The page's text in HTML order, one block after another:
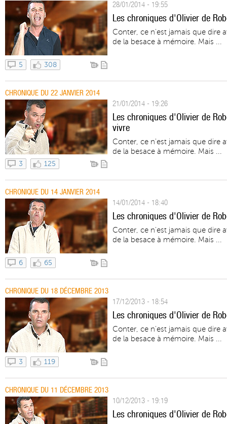
5 308
28/01/2014 - 19:55
Les chroniques d'Olivier de
Conter, ce n'est jamais que dire
de la besace à mémoire. Mais ...
CHRONIQUE DU 22 JANVIER 2014
3 125
21/01/2014 - 19:26
Les chroniques d'Olivier de
vivre
Conter, ce n'est jamais que dire
de la besace à mémoire. Mais ...
CHRONIQUE DU 14 JANVIER 2014
6 65
14/01/2014 - 18:40
Les chroniques d'Olivier de
Conter, ce n'est jamais que dire
de la besace à mémoire. Mais ...
CHRONIQUE DU 18 DÉCEMBRE 2013
3 119
17/12/2013 - 18:54
Les chroniques d'Olivier de
Conter, ce n'est jamais que dire
de la besace à mémoire. Mais ...
CHRONIQUE DU 11 DÉCEMBRE 2013
10/12/2013 - 19:19
Les chroniques d'Olivier de